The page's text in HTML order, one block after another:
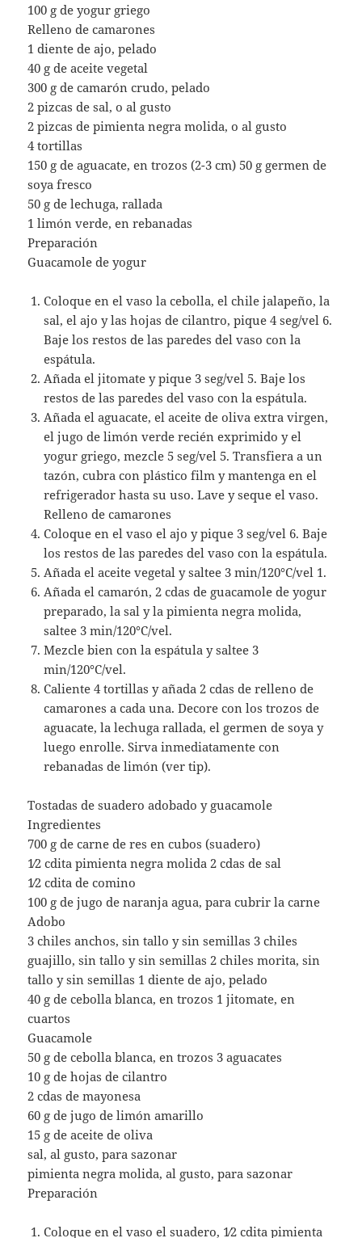
100 g de yogur griego
Relleno de camarones
1 diente de ajo, pelado
40 g de aceite vegetal
300 g de camarón crudo, pelado
2 pizcas de sal, o al gusto
2 pizcas de pimienta negra molida, o al gusto
4 tortillas
150 g de aguacate, en trozos (2-3 cm) 50 g germen de
soya fresco
50 g de lechuga, rallada
1 limón verde, en rebanadas
Preparación
Guacamole de yogur
Coloque en el vaso la cebolla, el chile jalapeño, la
sal, el ajo y las hojas de cilantro, pique 4 seg/vel 6.
Baje los restos de las paredes del vaso con la
espátula.
Añada el jitomate y pique 3 seg/vel 5. Baje los
restos de las paredes del vaso con la espátula.
Añada el aguacate, el aceite de oliva extra virgen,
el jugo de limón verde recién exprimido y el
yogur griego, mezcle 5 seg/vel 5. Transfiera a un
tazón, cubra con plástico film y mantenga en el
refrigerador hasta su uso. Lave y seque el vaso.
Relleno de camarones
Coloque en el vaso el ajo y pique 3 seg/vel 6. Baje
los restos de las paredes del vaso con la espátula.
Añada el aceite vegetal y saltee 3 min/120°C/vel 1.
Añada el camarón, 2 cdas de guacamole de yogur
preparado, la sal y la pimienta negra molida,
saltee 3 min/120°C/vel.
Mezcle bien con la espátula y saltee 3
min/120°C/vel.
Caliente 4 tortillas y añada 2 cdas de relleno de
camarones a cada una. Decore con los trozos de
aguacate, la lechuga rallada, el germen de soya y
luego enrolle. Sirva inmediatamente con
rebanadas de limón (ver tip).
Tostadas de suadero adobado y guacamole
Ingredientes
700 g de carne de res en cubos (suadero)
1⁄2 cdita pimienta negra molida 2 cdas de sal
1⁄2 cdita de comino
100 g de jugo de naranja agua, para cubrir la carne
Adobo
3 chiles anchos, sin tallo y sin semillas 3 chiles
guajillo, sin tallo y sin semillas 2 chiles morita, sin
tallo y sin semillas 1 diente de ajo, pelado
40 g de cebolla blanca, en trozos 1 jitomate, en
cuartos
Guacamole
50 g de cebolla blanca, en trozos 3 aguacates
10 g de hojas de cilantro
2 cdas de mayonesa
60 g de jugo de limón amarillo
15 g de aceite de oliva
sal, al gusto, para sazonar
pimienta negra molida, al gusto, para sazonar
Preparación
Coloque en el vaso el suadero, 1⁄2 cdita pimienta